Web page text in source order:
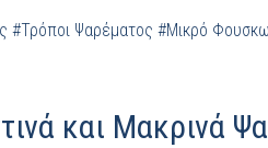
#Τρόποι Ψαρέματος #Μικρό
και Μακρινά